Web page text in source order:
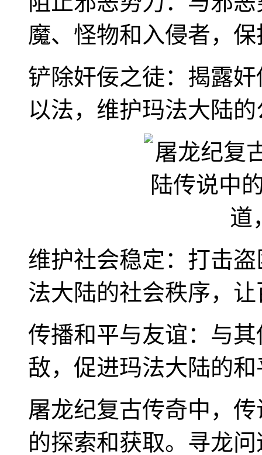
魔、怪物和入侵者，
铲除奸佞之徒：揭露
以法，维护玛法大陆
维护社会稳定：打击
法大陆的社会秩序，
传播和平与友谊：与
敌，促进玛法大陆的
屠龙纪复古传奇中，
的探索和获取。寻龙